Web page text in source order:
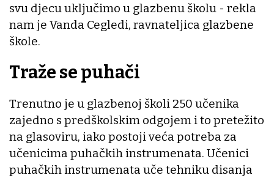
svu djecu uključimo u glazbenu školu - rekla
nam je Vanda Cegledi, ravnateljica glazbene
škole.
Traže se puhači
Trenutno je u glazbenoj školi 250 učenika
zajedno s predškolskim odgojem i to pretežito
na glasoviru, iako postoji veća potreba za
učenicima puhačkih instrumenata. Učenici
puhačkih instrumenata uče tehniku disanja